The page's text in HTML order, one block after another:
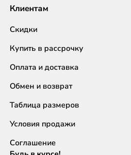
Клиентам
Скидки
Купить в рассрочку
Оплата и доставка
Обмен и возврат
Таблица размеров
Условия продажи
Соглашение